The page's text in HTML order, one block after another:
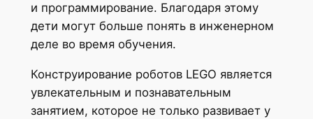
и программирование. Благодаря этому
дети могут больше понять в инженерном
деле во время обучения.
Конструирование роботов LEGO является
увлекательным и познавательным
занятием, которое не только развивает у